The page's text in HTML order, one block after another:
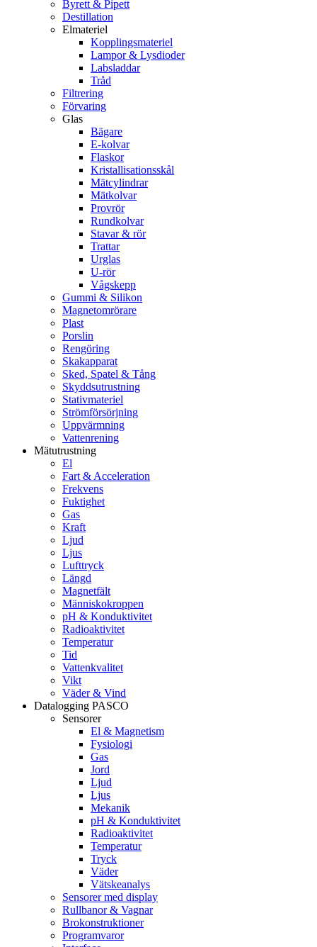
Byrett & Pipett
Destillation
Elmateriel
Kopplingsmateriel
Lampor & Lysdioder
Labsladdar
Tråd
Filtrering
Förvaring
Glas
Bägare
E-kolvar
Flaskor
Kristallisationsskål
Mätcylindrar
Mätkolvar
Provrör
Rundkolvar
Stavar & rör
Trattar
Urglas
U-rör
Vågskepp
Gummi & Silikon
Magnetomrörare
Plast
Porslin
Rengöring
Skakapparat
Sked, Spatel & Tång
Skyddsutrustning
Stativmateriel
Strömförsörjning
Uppvärmning
Vattenrening
Mätutrustning
El
Fart & Acceleration
Frekvens
Fuktighet
Gas
Kraft
Ljud
Ljus
Lufttryck
Längd
Magnetfält
Människokroppen
pH & Konduktivitet
Radioaktivitet
Temperatur
Tid
Vattenkvalitet
Vikt
Väder & Vind
Datalogging PASCO
Sensorer
El & Magnetism
Fysiologi
Gas
Jord
Ljud
Ljus
Mekanik
pH & Konduktivitet
Radioaktivitet
Temperatur
Tryck
Väder
Vätskeanalys
Sensorer med display
Rullbanor & Vagnar
Brokonstruktioner
Programvaror